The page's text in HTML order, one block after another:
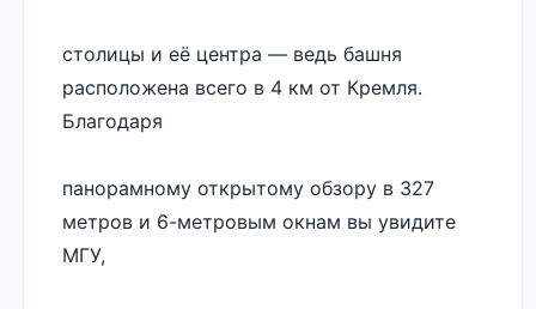
столицы и её центра — ведь башня
расположена всего в 4 км от Кремля.
Благодаря
панорамному открытому обзору в 327
метров и 6-метровым окнам вы увидите
МГУ,